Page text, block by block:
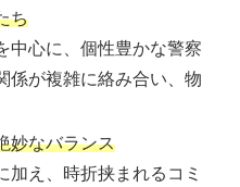
ち
中心に、個性豊かな警察
係が複雑に絡み合い、物
妙なバランス
加え、時折挟まれるコミ